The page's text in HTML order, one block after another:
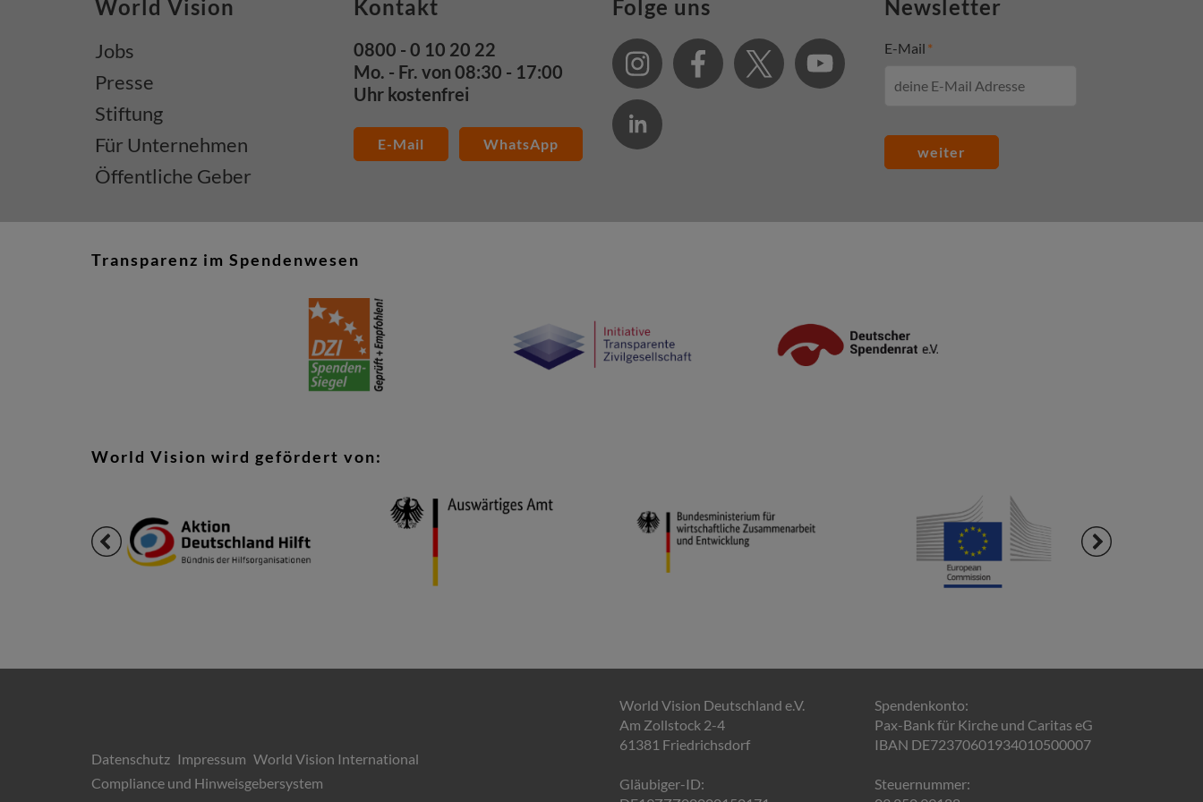
World Vision
Jobs
Presse
Stiftung
Für Unternehmen
Öffentliche Geber
Kontakt
0800 - 0 10 20 22
Mo. - Fr. von 08:30 - 17:00
Uhr kostenfrei
E-Mail WhatsApp
Folge uns Newsletter
E-Mail
weiter
Transparenz im Spendenwesen
World Vision wird gefördert von:
Datenschutz Impressum World Vision International
Compliance und Hinweisgebersystem
World Vision Deutschland e.V.
Am Zollstock 2-4
61381 Friedrichsdorf
Gläubiger-ID:
Spendenkonto:
Pax-Bank für Kirche und Caritas eG
IBAN DE72370601934010500007
Steuernummer: